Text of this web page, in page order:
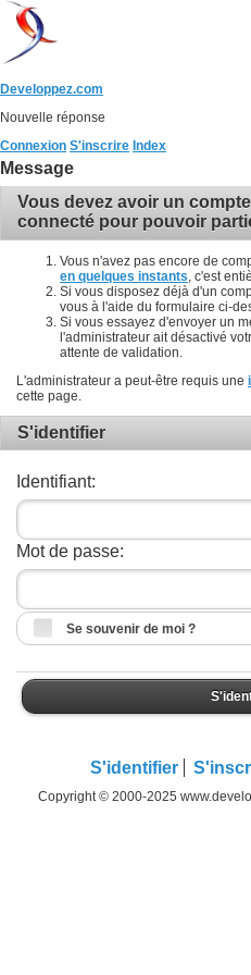
Developpez.com
Nouvelle réponse
Connexion S'inscrire Index
Message
Vous devez avoir un
connecté pour pouvoir
Vous n'avez pas encore de
en quelques instants , c'est
Si vous disposez déjà d'un
vous à l'aide du formulaire ci-
Si vous essayez d'envoyer un
l'administrateur ait désactivé
attente de validation.
L'administrateur a peut-être requis une
cette page.
S'identifier
Identifiant:
Mot de passe:
Se souvenir de moi ?
S'identifier
Copyright © 2000-2025